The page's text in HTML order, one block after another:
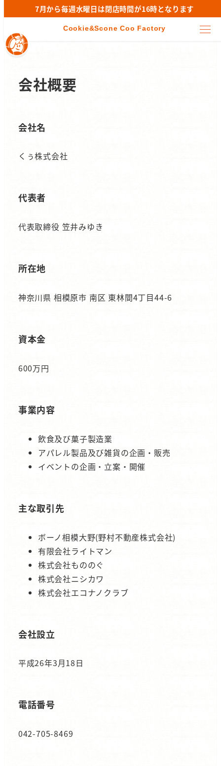
7月から毎週水曜日は閉店時間が16時となります
会社概要
会社名
くぅ株式会社
代表者
代表取締役 笠井みゆき
所在地
神奈川県 相模原市 南区 東林間4丁目44-6
資本金
600万円
事業内容
飲食及び菓子製造業
アパレル製品及び雑貨の企画・販売
イベントの企画・立案・開催
主な取引先
ボーノ相模大野(野村不動産株式会社)
有限会社ライトマン
株式会社もののぐ
株式会社ニシカワ
株式会社エコナノクラブ
会社設立
平成26年3月18日
電話番号
042-705-8469